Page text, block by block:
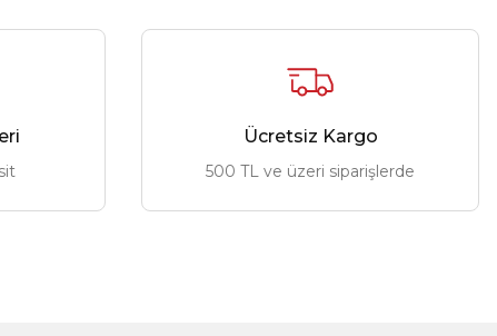
Ücretsiz Kargo
500 TL ve üzeri siparişlerde